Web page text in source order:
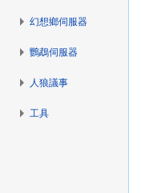
幻想鄉伺服器
鸚鵡伺服器
人狼議事
工具